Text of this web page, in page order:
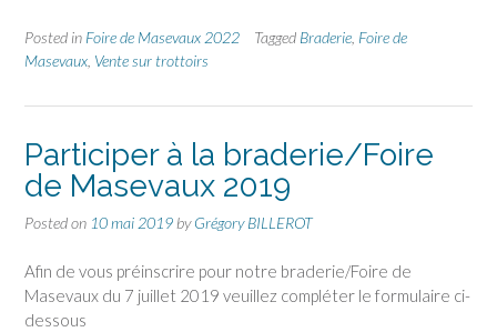
Posted in Foire de Masevaux 2022 Tagged Braderie Foire de
Masevaux Vente sur trottoirs
Participer à la braderie/Foire
de Masevaux 2019
Posted on 10 mai 2019 byGrégory BILLEROT
Afin de vous préinscrire pour notre braderie/Foire de
Masevaux du 7 juillet 2019 veuillez compléter le formulaire ci-
dessous